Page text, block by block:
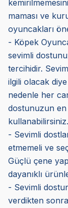
maması ve
oyuncakları
- Köpek
sevimli
tercihidir.
ilgili olacak
nedenle her
dostunuzun
kullanabilirsiniz.
- Sevimli
etmemeli ve
Güçlü çene
dayanıklı
- Sevimli
verdikten